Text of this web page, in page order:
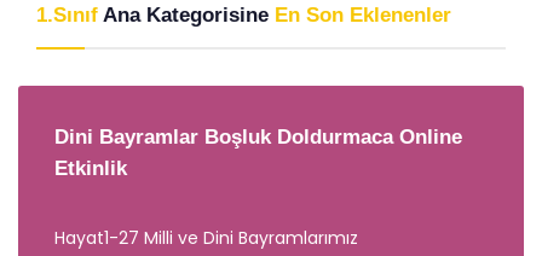
1.Sınıf Ana Kategorisine En Son Eklenenler
Dini Bayramlar Boşluk Doldurmaca Online
Etkinlik
Hayat1-27 Milli ve Dini Bayramlarımız